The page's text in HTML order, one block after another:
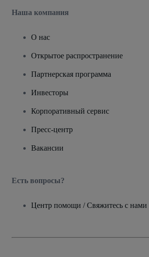
Наша компания
О нас
Открытое распространение
Партнерская программа
Инвесторы
Корпоративный сервис
Пресс-центр
Вакансии
Есть вопросы?
Центр помощи / Свяжитесь с нами